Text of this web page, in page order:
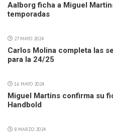
Aalborg ficha a Miguel
temporadas
27 MAYO 2024
Carlos Molina completa las
para la 24/25
16 MAYO 2024
Miguel Martins confirma su
Handbold
8 MARZO 2024